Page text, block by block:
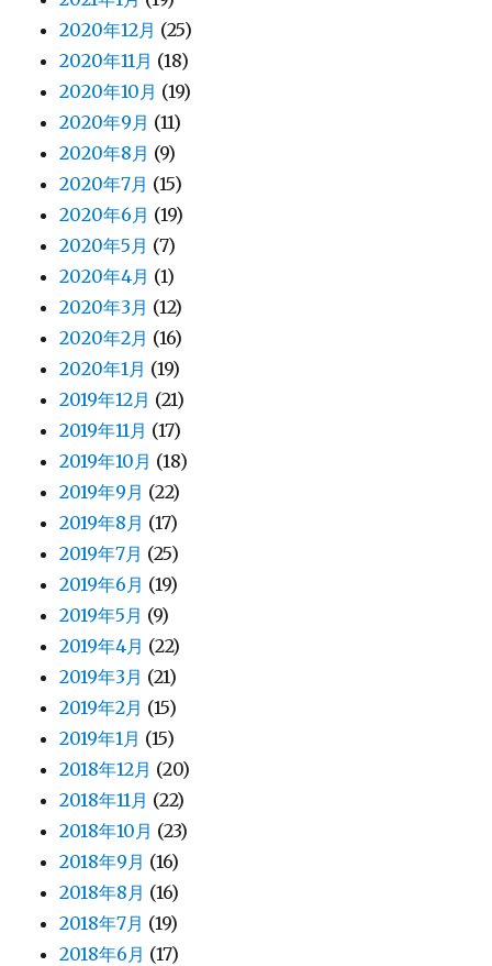
2020年12月 (25)
2020年11月 (18)
2020年10月 (19)
2020年9月 (11)
2020年8月 (9)
2020年7月 (15)
2020年6月 (19)
2020年5月 (7)
2020年4月 (1)
2020年3月 (12)
2020年2月 (16)
2020年1月 (19)
2019年12月 (21)
2019年11月 (17)
2019年10月 (18)
2019年9月 (22)
2019年8月 (17)
2019年7月 (25)
2019年6月 (19)
2019年5月 (9)
2019年4月 (22)
2019年3月 (21)
2019年2月 (15)
2019年1月 (15)
2018年12月 (20)
2018年11月 (22)
2018年10月 (23)
2018年9月 (16)
2018年8月 (16)
2018年7月 (19)
2018年6月 (17)